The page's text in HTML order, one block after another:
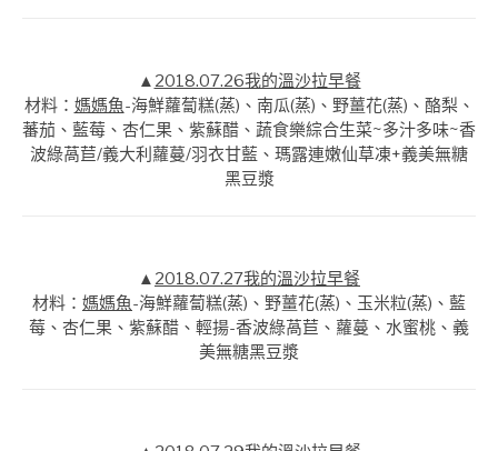
▲ 2018.07.26我的溫沙拉早餐
材料： 媽媽魚-海鮮蘿蔔糕(蒸)、南瓜(蒸)、野薑花(蒸)、酪梨、
蕃茄、藍莓、杏仁果、紫蘇醋、蔬食樂綜合生菜~多汁多味~香
波綠萵苣/義大利蘿蔓/羽衣甘藍、瑪露連嫩仙草凍+義美無糖
黑豆漿
▲ 2018.07.27我的溫沙拉早餐
材料： 媽媽魚-海鮮蘿蔔糕(蒸)、野薑花(蒸)、玉米粒(蒸)、藍
莓、杏仁果、紫蘇醋、輕揚-香波綠萵苣、蘿蔓、水蜜桃、義
美無糖黑豆漿